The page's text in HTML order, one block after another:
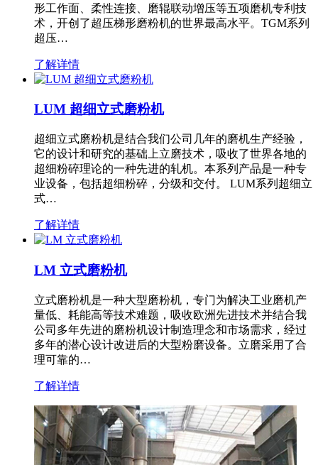
形工作面、柔性连接、磨辊联动增压等五项磨机专利技
术，开创了超压梯形磨粉机的世界最高水平。TGM系列
超压…
了解详情
LUM 超细立式磨粉机
超细立式磨粉机是结合我们公司几年的磨机生产经验，
它的设计和研究的基础上立磨技术，吸收了世界各地的
超细粉碎理论的一种先进的轧机。本系列产品是一种专
业设备，包括超细粉碎，分级和交付。 LUM系列超细立
式…
了解详情
LM 立式磨粉机
立式磨粉机是一种大型磨粉机，专门为解决工业磨机产
量低、耗能高等技术难题，吸收欧洲先进技术并结合我
公司多年先进的磨粉机设计制造理念和市场需求，经过
多年的潜心设计改进后的大型粉磨设备。立磨采用了合
理可靠的…
了解详情